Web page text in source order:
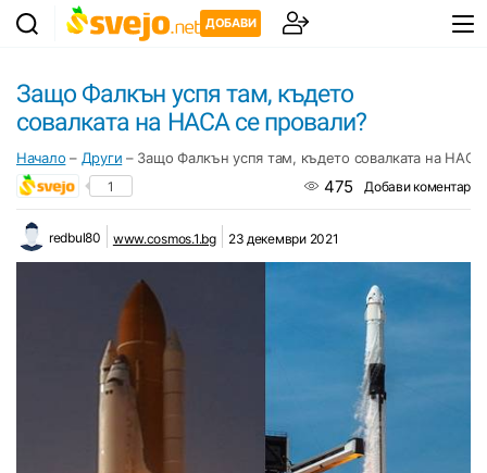
ДОБАВИ
Защо Фалкън успя там, където
совалката на НАСА се провали?
Начало – Други – Защо Фалкън успя там, където совалката на НАСА
1 475 Добави коментар
redbul80 www.cosmos.1.bg 23 декември 2021